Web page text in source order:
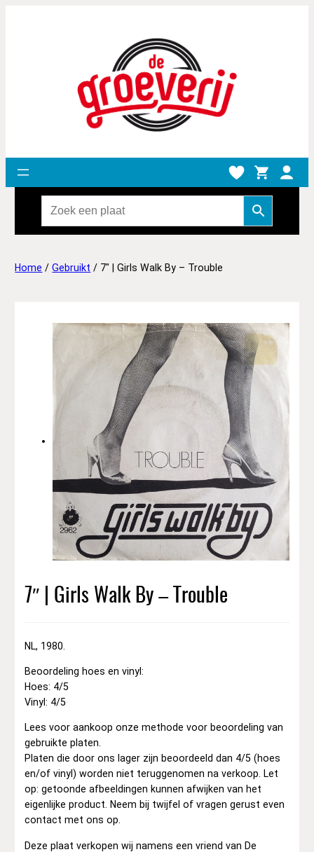
Home /Gebruikt / 7″ | Girls Walk By – Trouble
7″ | Girls Walk By – Trouble
NL, 1980.
Beoordeling hoes en vinyl:
Hoes: 4/5
Vinyl: 4/5
Lees voor aankoop onze methode voor beoordeling van
gebruikte platen.
Platen die door ons lager zijn beoordeeld dan 4/5 (hoes
en/of vinyl) worden niet teruggenomen na verkoop. Let
op: getoonde afbeeldingen kunnen afwijken van het
eigenlijke product. Neem bij twijfel of vragen gerust even
contact met ons op.
Deze plaat verkopen wij namens een vriend van De